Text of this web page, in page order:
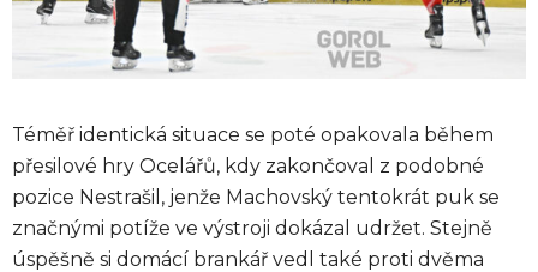
Téměř identická situace se poté opakovala během
přesilové hry Ocelářů, kdy zakončoval z podobné
pozice Nestrašil, jenže Machovský tentokrát puk se
značnými potíže ve výstroji dokázal udržet. Stejně
úspěšně si domácí brankář vedl také proti dvěma